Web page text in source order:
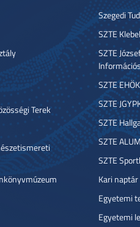
Terek
Szegedi
SZTE
SZTE
SZTE EHÖK
SZTE
SZTE
SZTE
SZTE
Kari naptár
Egyetemi
Egyetemi